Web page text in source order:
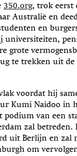
350.org, trok eerst
Australië en
en
universiteiten,
grote
te trekken uit de
voordat hij
Kumi Naidoo in
podium van een
zal betreden.
uit Berlijn en zal
om